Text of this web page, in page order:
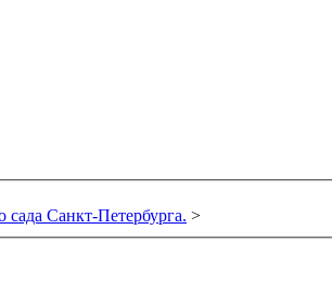
сада Санкт-Петербурга. >